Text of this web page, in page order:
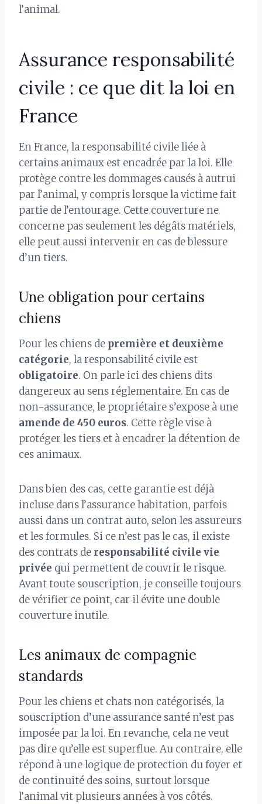
l’animal.
Assurance responsabilité
civile : ce que dit la loi en
France
En France, la responsabilité civile liée à
certains animaux est encadrée par la loi. Elle
protège contre les dommages causés à autrui
par l’animal, y compris lorsque la victime fait
partie de l’entourage. Cette couverture ne
concerne pas seulement les dégâts matériels,
elle peut aussi intervenir en cas de blessure
d’un tiers.
Une obligation pour certains
chiens
Pour les chiens de première et deuxième
catégorie, la responsabilité civile est
obligatoire. On parle ici des chiens dits
dangereux au sens réglementaire. En cas de
non-assurance, le propriétaire s’expose à une
amende de 450 euros. Cette règle vise à
protéger les tiers et à encadrer la détention de
ces animaux.
Dans bien des cas, cette garantie est déjà
incluse dans l’assurance habitation, parfois
aussi dans un contrat auto, selon les assureurs
et les formules. Si ce n’est pas le cas, il existe
des contrats de responsabilité civile vie
privée qui permettent de couvrir le risque.
Avant toute souscription, je conseille toujours
de vérifier ce point, car il évite une double
couverture inutile.
Les animaux de compagnie
standards
Pour les chiens et chats non catégorisés, la
souscription d’une assurance santé n’est pas
imposée par la loi. En revanche, cela ne veut
pas dire qu’elle est superflue. Au contraire, elle
répond à une logique de protection du foyer et
de continuité des soins, surtout lorsque
l’animal vit plusieurs années à vos côtés.